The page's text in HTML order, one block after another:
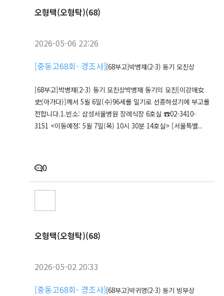
오형택(오형탁)(68)
2026-05-06 22:26
[중동고68회- 경조사][68부고]박병재(2-3) 동기 모친상
[68부고]박병재(2-3) 동기 모친상박병재 동기의 모친[이강애女
史(아가다)]께서 5월 6일(수)96세를 일기로 선종하셨기에 부고를
전합니다.1.빈소: 삼성서울병원 장례식장 6호실 ☎02-3410-
3151 <이동예정: 5월 7일(목) 10시 30분 14호실> [서울특별..
0
오형택(오형탁)(68)
2026-05-02 20:33
[중동고68회- 경조사][68부고]박귀영(2-3) 동기 빙부상